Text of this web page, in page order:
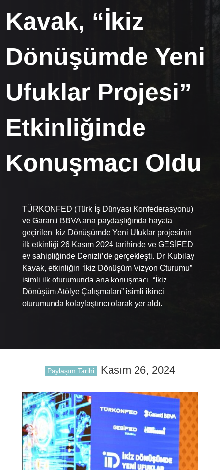
Kavak, “İkiz
Dönüşümde Yeni
Ufuklar Projesi”
Etkinliğinde
Konuşmacı Oldu
TÜRKONFED (Türk İş Dünyası Konfederasyonu)
ve Garanti BBVA ana paydaşlığında hayata
geçirilen İkiz Dönüşümde Yeni Ufuklar projesinin
ilk etkinliği 26 Kasım 2024 tarihinde ve GESİFED
ev sahipliğinde Denizli’de gerçekleşti. Dr. Kubilay
Kavak, etkinliğin “İkiz Dönüşüm Vizyon Oturumu”
isimli ilk oturumunda ana konuşmacı, “İkiz
Dönüşüm Atölye Çalışmaları” isimli ikinci
oturumunda kolaylaştırıcı olarak yer aldı.
Paylaşım Tarihi Kasım 26, 2024